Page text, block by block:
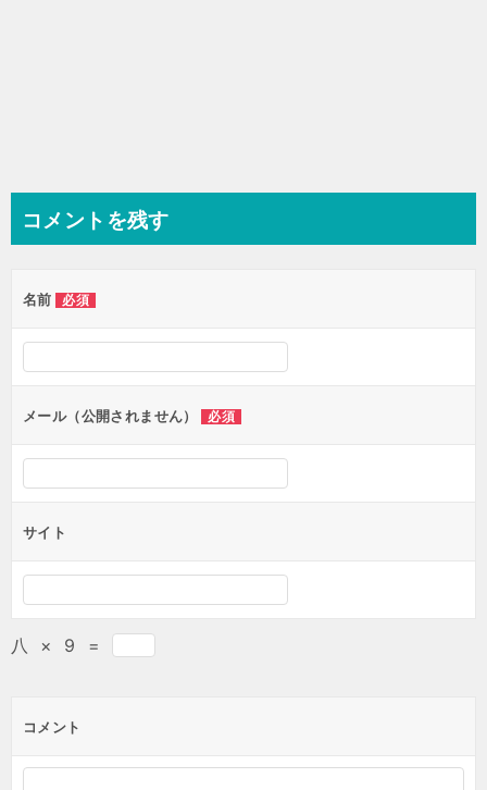
コメントを残す
名前 必須
メール（公開されません） 必須
サイト
八 × 9 =
コメント